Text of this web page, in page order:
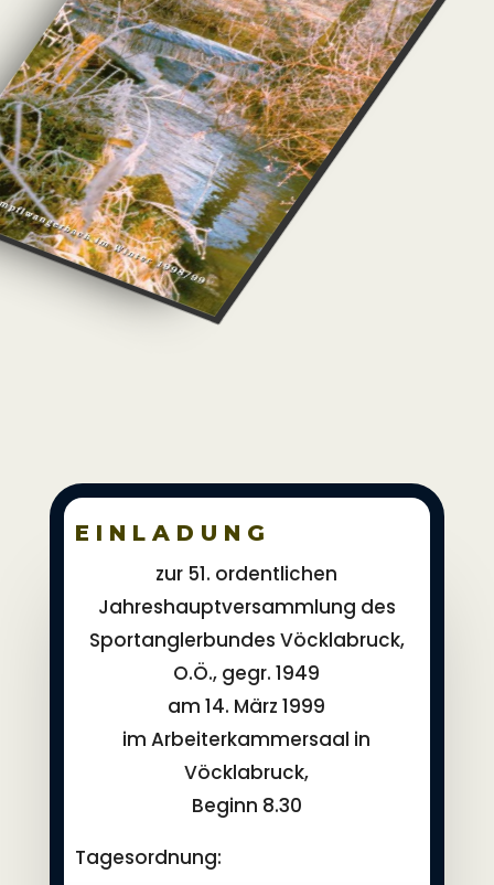
E I N L A D U N G
zur 51. ordentlichen
Jahreshauptversammlung des
Sportanglerbundes Vöcklabruck,
O.Ö., gegr. 1949
am 14. März 1999
im Arbeiterkammersaal in
Vöcklabruck,
Beginn 8.30
Tagesordnung: